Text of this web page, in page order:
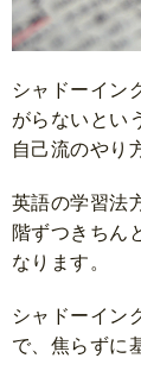
シャドーイン
がらないとい
自己流のやり
英語の学習法
階ずつきちん
なります。
シャドーイン
で、焦らずに